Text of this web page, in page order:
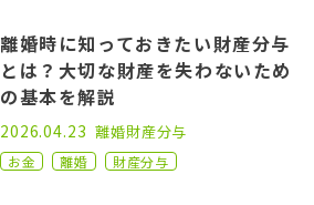
離婚時に知っておきたい財産分与
とは？大切な財産を失わないため
の基本を解説
2020.11.02
2026.04.23 離婚財産分与
お金 離婚 財産分与